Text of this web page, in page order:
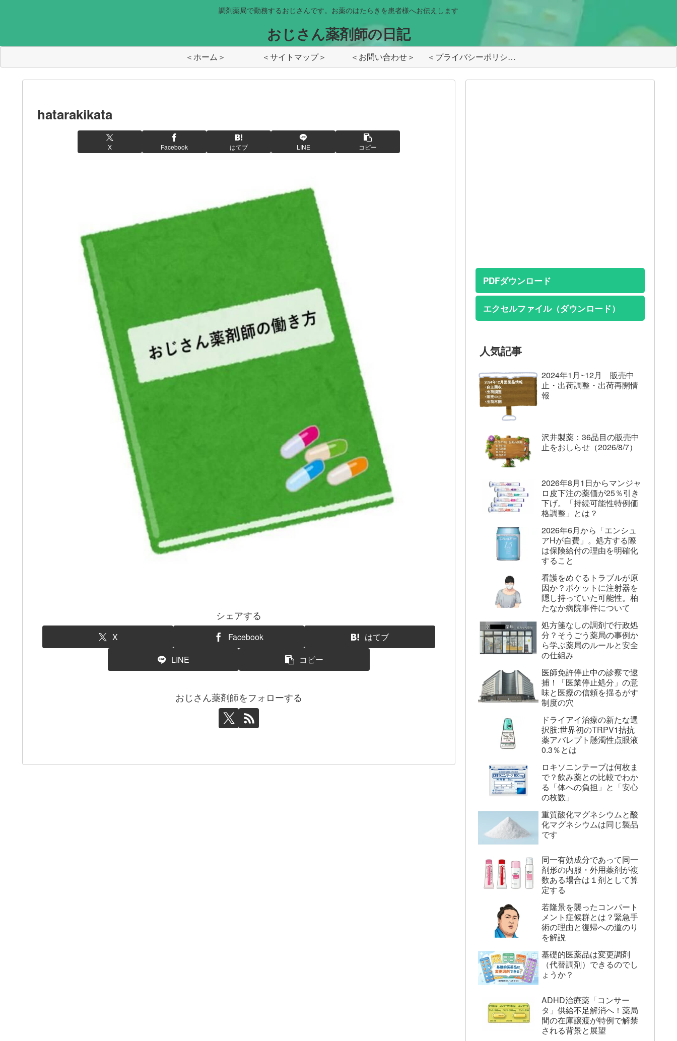
調剤薬局で勤務するおじさんです。お薬のはたらきを患者様へお伝えします
おじさん薬剤師の日記
＜ホーム＞ ＜サイトマップ＞ ＜お問い合わせ＞ ＜プライバシーポリシー＞
hatarakikata
X Facebook はてブ LINE コピー
シェアする
X Facebook
はてブ
LINE
コピー
おじさん薬剤師をフォローする
PDFダウンロード
エクセルファイル（ダウンロード）
人気記事
2024年1月~12月 販売中
止・出荷調整・出荷再開情
報
沢井製薬：36品目の販売中
止をおしらせ（2026/8/7）
2026年8月1日からマンジャ
ロ皮下注の薬価が25％引き
下げ。「持続可能性特例価
格調整」とは？
2026年6月から「エンシュ
アHが自費」。処方する際
は保険給付の理由を明確化
すること
看護をめぐるトラブルが原
因か？ポケットに注射器を
隠し持っていた可能性。柏
たなか病院事件について
処方箋なしの調剤で行政処
分？そうごう薬局の事例か
ら学ぶ薬局のルールと安全
の仕組み
医師免許停止中の診察で逮
捕！「医業停止処分」の意
味と医療の信頼を揺るがす
制度の穴
ドライアイ治療の新たな選
択肢:世界初のTRPV1拮抗
薬アバレプト懸濁性点眼液
0.3％とは
ロキソニンテープは何枚ま
で？飲み薬との比較でわか
る「体への負担」と「安心
の枚数」
重質酸化マグネシウムと酸
化マグネシウムは同じ製品
です
同一有効成分であって同一
剤形の内服・外用薬剤が複
数ある場合は１剤として算
定する
若隆景を襲ったコンパート
メント症候群とは？緊急手
術の理由と復帰への道のり
を解説
基礎的医薬品は変更調剤
（代替調剤）できるのでし
ょうか？
ADHD治療薬「コンサー
タ」供給不足解消へ！薬局
間の在庫譲渡が特例で解禁
される背景と展望